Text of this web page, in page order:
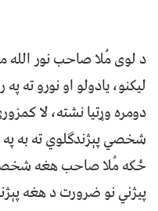
د لوی مُلا صاحب نور
لیکنو، یادولو او نورو ته
دومره وړتیا نشته، لا
شخصي پېژندګلوي ته به
ځکه مُلا صاحب هغه
پیژني نو ضرورت د هغه